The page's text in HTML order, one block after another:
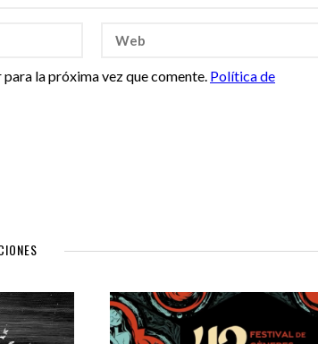
la próxima vez que comente. Política de